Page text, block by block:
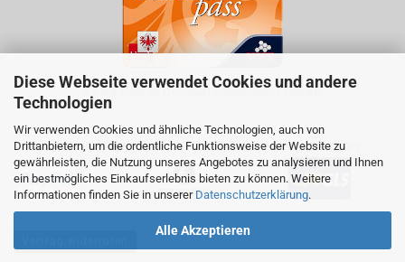
Diese Webseite verwendet Cookies und andere
Technologien
Wir verwenden Cookies und ähnliche Technologien, auch von
Drittanbietern, um die ordentliche Funktionsweise der Website zu
gewährleisten, die Nutzung unseres Angebotes zu analysieren und Ihnen
ein bestmögliches Einkaufserlebnis bieten zu können. Weitere
Informationen finden Sie in unserer Datenschutzerklärung.
Alle Akzeptieren
5% auf viele im Geschäft erhältlichen Produkte
ZAHLUNGSARTEN VERSANDART: